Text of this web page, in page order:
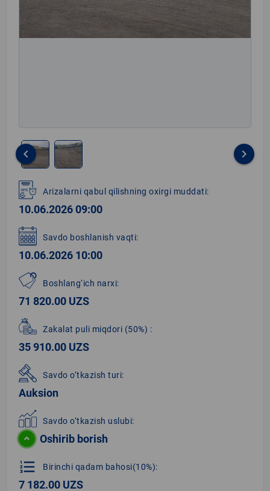
1
of
2
keyboard_arrow_left keyboard_arrow_right
Arizalarni qabul qilishning oxirgi muddati:
10.06.2026 09:00
Savdo boshlanish vaqti:
10.06.2026 10:00
Boshlang‘ich narxi:
71 820.00 UZS
Zakalat puli miqdori (50%) :
35 910.00 UZS
Savdo o‘tkazish turi:
Auksion
Savdo o‘tkazish uslubi:
Oshirib borish
format_list_numbered Birinchi qadam bahosi(10%):
7 182.00 UZS